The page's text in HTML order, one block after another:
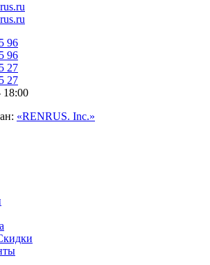
96
96
27
27
«RENRUS. Inc.»